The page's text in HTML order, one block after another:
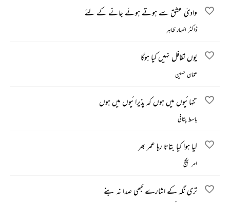
وادیٔ عشق سے ہوتے ہوئے جانے کے لئے
ڈاکٹر اظہار ظاہر
یوں تغافل نہیں کیا ہوگا
عمّان حسین
تنہائیوں میں ہوں کہ پذیرائیوں میں ہوں
باسط پتافی
کیا ہوا کیا بتاتا رہا عمر بھر
امر پنکج
تری نگہ کے اشارے کبھی صدا نہ بنے